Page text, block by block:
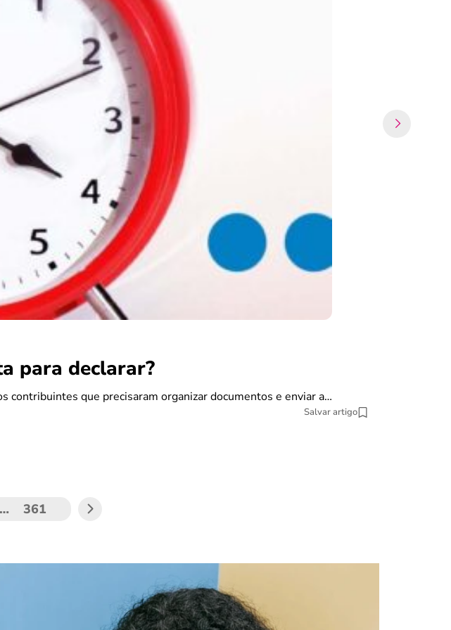
para declarar?
contribuintes que precisaram organizar documentos e enviar a…
Salvar artigo
… 361